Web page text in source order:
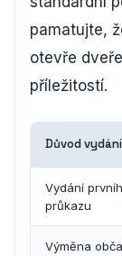
pamatujte,
otevře
příležitostí.
Důvod
Vydání
průkazu
Výměna